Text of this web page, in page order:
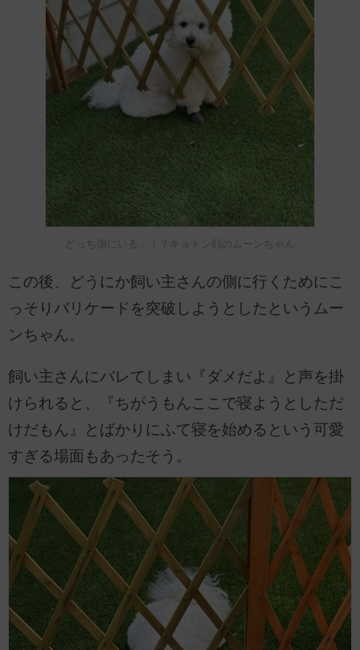
どっち側にいる…！？キョトン顔のムーンちゃん
この後、どうにか飼い主さんの側に行くためにこ
っそりバリケードを突破しようとしたというムー
ンちゃん。
飼い主さんにバレてしまい『ダメだよ』と声を掛
けられると、『ちがうもんここで寝ようとしただ
けだもん』とばかりにふて寝を始めるという可愛
すぎる場面もあったそう。